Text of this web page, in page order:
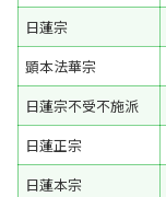
日蓮宗
顕本法華宗
日蓮宗不受不施派
日蓮正宗
日蓮本宗